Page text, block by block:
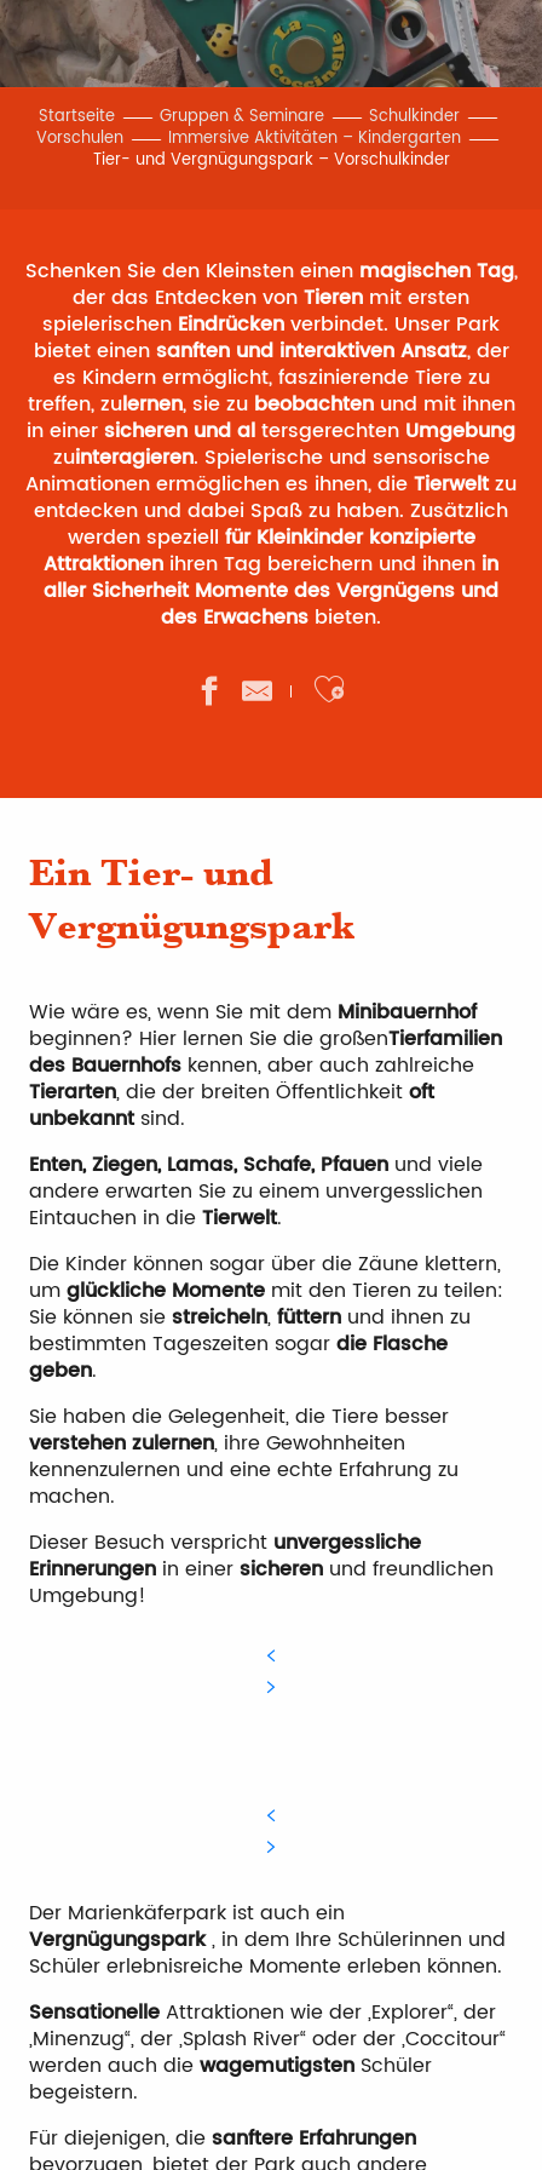
Startseite Gruppen & Seminare
Schulkinder
Vorschulen
Immersive Aktivitäten – Kindergarten
Tier- und Vergnügungspark – Vorschulkinder
Schenken Sie den Kleinsten einen magischen Tag,
der das Entdecken vonTieren mit ersten
spielerischen Eindrückenverbindet. Unser Park
bietet einensanften und interaktiven Ansatz, der
es Kindern ermöglicht, faszinierende Tiere zu
treffen, zulernen, sie zu beobachtenund mit ihnen
in einersicheren und altersgerechten Umgebung
zuinteragieren. Spielerische und sensorische
Animationen ermöglichen es ihnen, dieTierweltzu
entdecken und dabei Spaß zu haben. Zusätzlich
werden speziell für Kleinkinder konzipierte
Attraktionen ihren Tag bereichern und ihnen in
aller Sicherheit Momente des Vergnügens und
des Erwachens bieten.
Ajouter aux
Ein Tier- und
Vergnügungspark
Wie wäre es, wenn Sie mit dem Minibauernhof
beginnen? Hier lernen Sie die großenTierfamilien
des Bauernhofs kennen, aber auch zahlreiche
Tierarten, die der breiten Öffentlichkeitoft
unbekanntsind.
Enten, Ziegen, Lamas, Schafe, Pfauen und viele
andere erwarten Sie zu einem unvergesslichen
Eintauchen in dieTierwelt.
Die Kinder können sogar über die Zäune klettern,
umglückliche Momente mit den Tieren zu teilen:
Sie können siestreicheln,füttern und ihnen zu
bestimmten Tageszeiten sogardie Flasche
geben.
Sie haben die Gelegenheit, die Tiere besser
verstehen zulernen, ihre Gewohnheiten
kennenzulernen und eine echte Erfahrung zu
machen.
Dieser Besuch verspricht unvergessliche
Erinnerungen in einersicheren und freundlichen
Umgebung!
Der Marienkäferpark ist auch ein
Vergnügungspark, in dem Ihre Schülerinnen und
Schüler erlebnisreiche Momente erleben können.
SensationelleAttraktionen wie der „Explorer“, der
„Minenzug“, der „Splash River“ oder der „Coccitour“
werden auch diewagemutigsten Schüler
begeistern.
Für diejenigen, diesanftere Erfahrungen